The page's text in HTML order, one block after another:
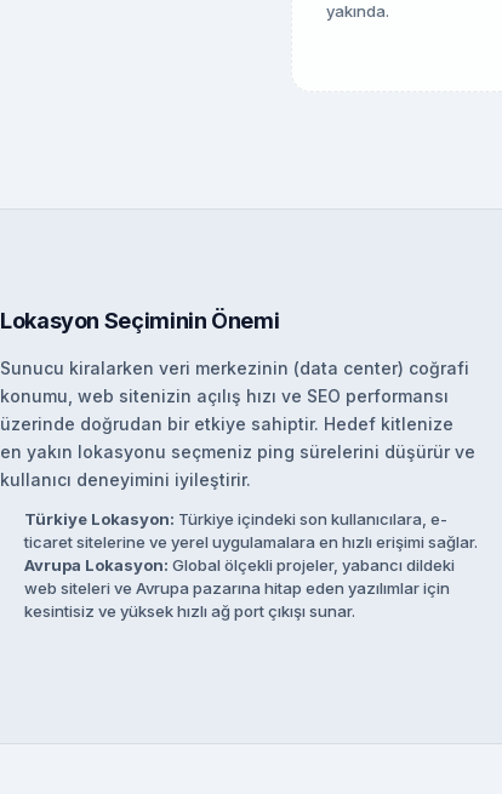
yakında.
Lokasyon Seçiminin Önemi
Sunucu kiralarken veri merkezinin (data center) coğrafi
konumu, web sitenizin açılış hızı ve SEO performansı
üzerinde doğrudan bir etkiye sahiptir. Hedef kitlenize
en yakın lokasyonu seçmeniz ping sürelerini düşürür ve
kullanıcı deneyimini iyileştirir.
Türkiye Lokasyon: Türkiye içindeki son kullanıcılara, e-
ticaret sitelerine ve yerel uygulamalara en hızlı erişimi sağlar.
Avrupa Lokasyon: Global ölçekli projeler, yabancı dildeki
web siteleri ve Avrupa pazarına hitap eden yazılımlar için
kesintisiz ve yüksek hızlı ağ port çıkışı sunar.